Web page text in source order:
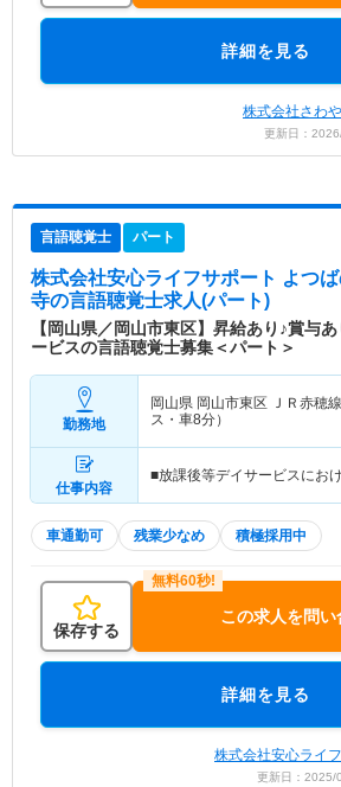
詳細を見る
株式会社さわ
更新日：
言語聴覚士 パート
株式会社安心ライフサポート よつ
寺の言語聴覚士求人(パート)
【岡山県／岡山市東区】昇給あり♪賞与
ービスの言語聴覚士募集＜パート＞
勤務地
岡山県 岡山市東区 ＪＲ赤穂
ス・車8分）
仕事内容
■放課後等デイサービスにお
車通勤可 残業少なめ 積極採用中
保存する
この求人を問い
詳細を見る
株式会社安心ライ
更新日：